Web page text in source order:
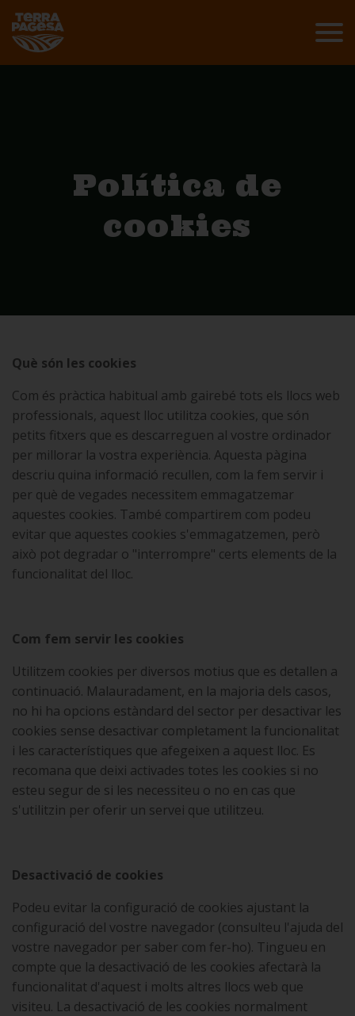
Política de
cookies
Què són les cookies
Com és pràctica habitual amb gairebé tots els llocs web
professionals, aquest lloc utilitza cookies, que són
petits fitxers que es descarreguen al vostre ordinador
per millorar la vostra experiència. Aquesta pàgina
descriu quina informació recullen, com la fem servir i
per què de vegades necessitem emmagatzemar
aquestes cookies. També compartirem com podeu
evitar que aquestes cookies s'emmagatzemen, però
això pot degradar o "interrompre" certs elements de la
funcionalitat del lloc.
Com fem servir les cookies
Utilitzem cookies per diversos motius que es detallen a
continuació. Malauradament, en la majoria dels casos,
no hi ha opcions estàndard del sector per desactivar les
cookies sense desactivar completament la funcionalitat
i les característiques que afegeixen a aquest lloc. Es
recomana que deixi activades totes les cookies si no
esteu segur de si les necessiteu o no en cas que
s'utilitzin per oferir un servei que utilitzeu.
Desactivació de cookies
Podeu evitar la configuració de cookies ajustant la
configuració del vostre navegador (consulteu l'ajuda del
vostre navegador per saber com fer-ho). Tingueu en
compte que la desactivació de les cookies afectarà la
funcionalitat d'aquest i molts altres llocs web que
visiteu. La desactivació de les cookies normalment